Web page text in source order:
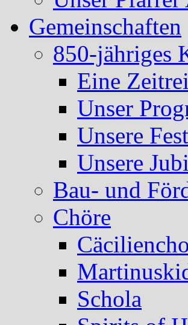
Gemeinschaften
850-jähriges
Eine
Unser
Unsere
Unsere
Bau- und
Chöre
Schola